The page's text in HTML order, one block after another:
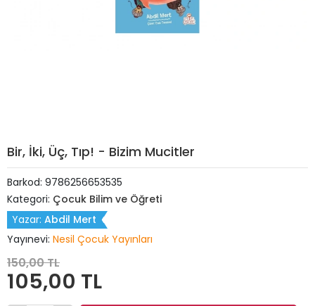
Bir, İki, Üç, Tıp! - Bizim Mucitler
Barkod: 9786256653535
Kategori: Çocuk Bilim ve Öğreti
Yazar: Abdil Mert
Yayınevi: Nesil Çocuk Yayınları
150,00 TL
105,00 TL